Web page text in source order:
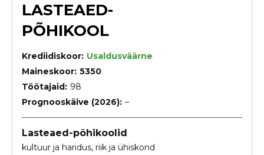
LASTEAED-
PÕHIKOOL
Krediidiskoor: Usaldusväärne
Maineskoor: 5350
Töötajaid: 98
Prognooskäive (2026): –
Lasteaed-põhikoolid
kultuur ja haridus, riik ja ühiskond